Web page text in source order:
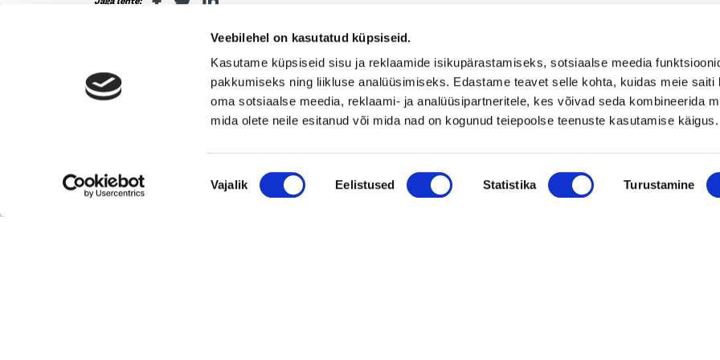
Veebilehel on kasutatud küpsiseid.
Kasutame küpsiseid sisu ja reklaamide isikupärastamiseks, sotsiaalse meedia
pakkumiseks ning liikluse analüüsimiseks. Edastame teavet selle kohta, kuidas meie saiti
oma sotsiaalse meedia, reklaami- ja analüüsipartneritele, kes võivad seda kombineerida
mida olete neile esitanud või mida nad on kogunud teiepoolse teenuste kasutamise käigus.
Nõusoleku
valik
Vajalik Eelistused Statistika Turustamine
Seotud
Pika ajalooga transpordiettevõte, mis pakub täis-
Uusimad müügis olevad ettevõtted Soomes
Euroopa patendiga kaitstud uuenduslik ja suure